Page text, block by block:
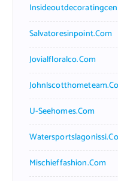
Salvatoresinpoint.com
Jovialfloralco.com
U-Seehomes.com
Mischieffashion.com